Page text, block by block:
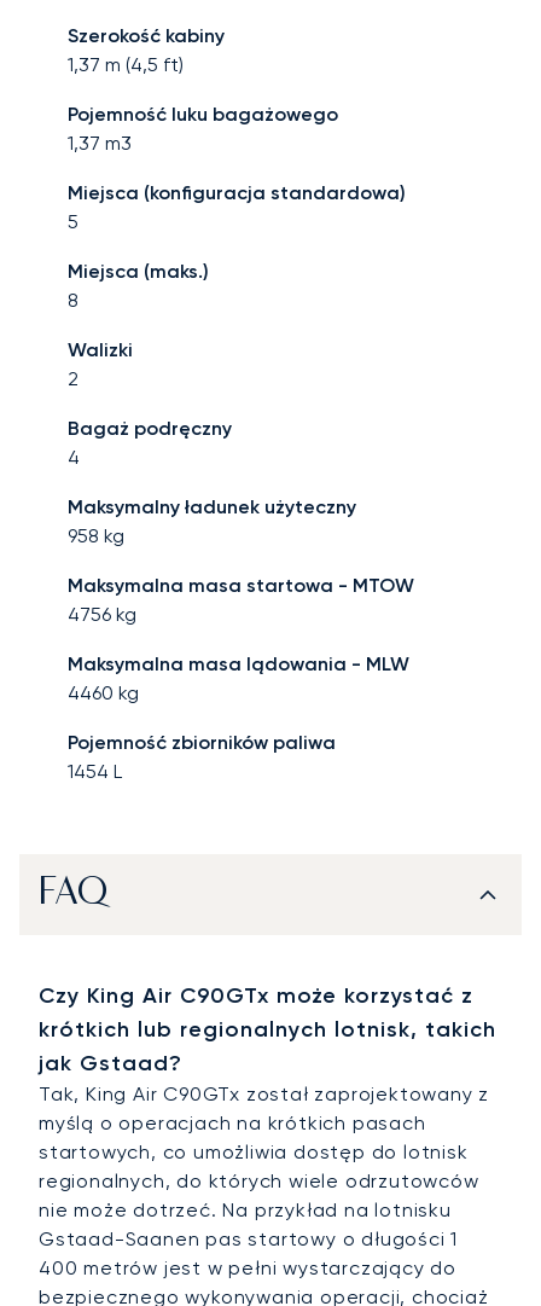
Szerokość kabiny
1,37 m (4,5 ft)
Pojemność luku bagażowego
1,37 m3
Miejsca (konfiguracja standardowa)
5
Miejsca (maks.)
8
Walizki
2
Bagaż podręczny
4
Maksymalny ładunek użyteczny
958 kg
Maksymalna masa startowa - MTOW
4756 kg
Maksymalna masa lądowania - MLW
4460 kg
Pojemność zbiorników paliwa
1454 L
FAQ
Czy King Air C90GTx może korzystać z
krótkich lub regionalnych lotnisk, takich
jak Gstaad?
Tak, King Air C90GTx został zaprojektowany z
myślą o operacjach na krótkich pasach
startowych, co umożliwia dostęp do lotnisk
regionalnych, do których wiele odrzutowców
nie może dotrzeć. Na przykład na lotnisku
Gstaad-Saanen pas startowy o długości 1
400 metrów jest w pełni wystarczający do
bezpiecznego wykonywania operacji, chociaż